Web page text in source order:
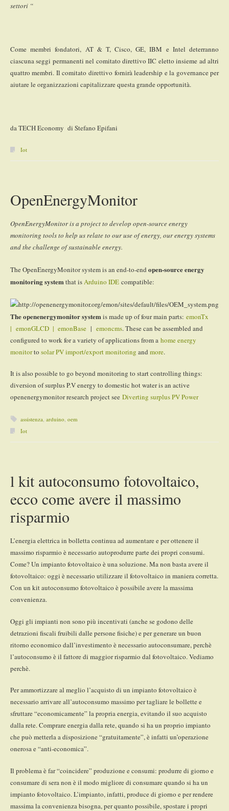
settori “
Come membri fondatori, AT & T, Cisco, GE, IBM e Intel deterranno
ciascuna seggi permanenti nel comitato direttivo IIC eletto insieme ad altri
quattro membri. Il comitato direttivo fornirà leadership e la governance per
aiutare le organizzazioni capitalizzare questa grande opportunità.
da TECH Economy di Stefano Epifani
Iot
OpenEnergyMonitor
OpenEnergyMonitor is a project to develop open-source energy
monitoring tools to help us relate to our use of energy, our energy systems
and the challenge of sustainable energy.
The OpenEnergyMonitor system is an end-to-end open-source energy
monitoring systemthat isArduino IDEcompatible:
The openenergymonitor systemis made up of four main parts: emonTx
| emonGLCD | emonBase| emoncms. These can be assembled and
configured to work for a variety of applications from a home energy
monitorto solar PV import/export monitoring and more.
It is also possible to go beyond monitoring to start controlling things:
diversion of surplus P.V energy to domestic hot water is an active
openenergymonitor research project see Diverting surplus PV Power
assistenza arduino oem
Iot
l kit autoconsumo fotovoltaico,
ecco come avere il massimo
risparmio
L’energia elettrica in bolletta continua ad aumentare e per ottenere il
massimo risparmio è necessario autoprodurre parte dei propri consumi.
Come? Un impianto fotovoltaico è una soluzione. Ma non basta avere il
fotovoltaico: oggi è necessario utilizzare il fotovoltaico in maniera corretta.
Con un kit autoconsumo fotovoltaico è possibile avere la massima
convenienza.
Oggi gli impianti non sono più incentivati (anche se godono delle
detrazioni fiscali fruibili dalle persone fisiche) e per generare un buon
ritorno economico dall’investimento è necessario autoconsumare, perchè
l’autoconsumo è il fattore di maggior risparmio dal fotovoltaico. Vediamo
perchè.
Per ammortizzare al meglio l’acquisto di un impianto fotovoltaico è
necessario arrivare all’autoconsumo massimo per tagliare le bollette e
sfruttare “economicamente” la propria energia, evitando il suo acquisto
dalla rete. Comprare energia dalla rete, quando si ha un proprio impianto
che può metterla a disposizione “gratuitamente”, è infatti un’operazione
onerosa e “anti-economica”.
Il problema è far “coincidere” produzione e consumi: produrre di giorno e
consumare di sera non è il modo migliore di consumare quando si ha un
impianto fotovoltaico. L’impianto, infatti, produce di giorno e per rendere
massima la convenienza bisogna, per quanto possibile, spostare i propri